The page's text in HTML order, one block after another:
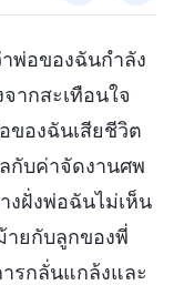
พ่อของฉันกำลัง
ากสะเทือนใจ
ของฉันเสียชีวิต
กับค่าจัดงานศพ
งฝั่งพ่อฉันไม่เห็น
ายกับลูกของพี่
รกลั่นแกล้งและ